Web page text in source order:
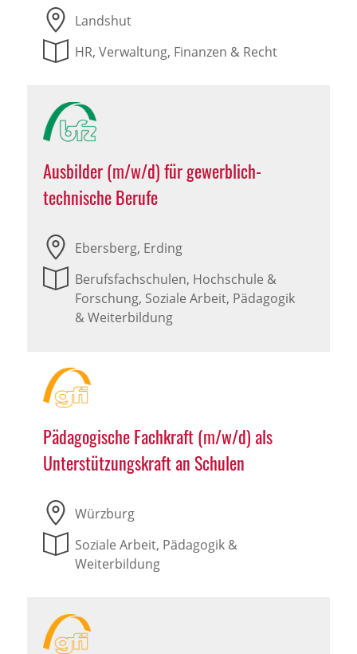
Landshut
HR, Verwaltung, Finanzen & Recht
Ausbilder (m/w/d) für gewerblich-
technische Berufe
Ebersberg, Erding
Berufsfachschulen, Hochschule &
Forschung, Soziale Arbeit, Pädagogik
& Weiterbildung
Pädagogische Fachkraft (m/w/d) als
Unterstützungskraft an Schulen
Würzburg
Soziale Arbeit, Pädagogik &
Weiterbildung